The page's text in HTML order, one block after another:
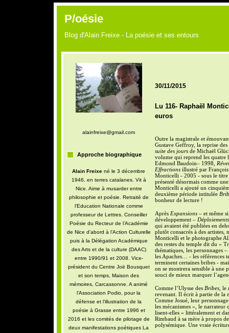
P/oésie
Blog d'Alain Freixe - La poésie et ses entours
alainfreixe@gmail.com
Approche biographique
Alain Freixe né le 3 décembre
1946, en terres catalanes. Vit à
Nice. Aime à musarder entre
philosophie et poésie. Retraité de
l’Education Nationale comme
professeur de Lettres. Conseiller
Poésie du Recteur de l’Académie
de Nice d’abord à l’Action Culturelle
puis à la Délégation Académique
des Arts et de la culture (DAAC)
entre 1990/91 et 2008. Vice-
président du Centre Joë Bousquet
et son temps, Maison des
mémoires, Carcassonne. A animé
l’Association Podio, pour la
défense et l’illustration de la
poésie à Grasse entre 1996 et
2016 et les comités de pilotage de
deux manifestations poétiques La
30/11/2015
Lu 116- Raphaël
euros
Outre la magistrale et
Gustave Geffroy, la reprise
suite des joursde Michaël
volume qui reprend les quatre
Edmond Baudoin– 1998,
Effractions illustré par
Monticelli - 2005 - sous le
présenté désormais comme
Monticelli a ajouté un
deuxième période intitulée
bonheur de lecture !
Après Expansions– et même
développement – Déploiements
qui avaient été publiées en
plutôt consacrés à des
Monticelli et le photographe
des restes du temple dit du «
thématiques, les personnages
les Apaches… - les références
terminent certaines bribes -
on se montrera sensible à une
souci de mieux marquer
Comme l’Ulysse des Bribes, le
revenant. Il écrit à partie de la
Comme Josué, leur
les mécanismes », le narrateur
lisent-elles « littéralement et
Rimbaud à sa mère à propos
polysémique. Une vraie